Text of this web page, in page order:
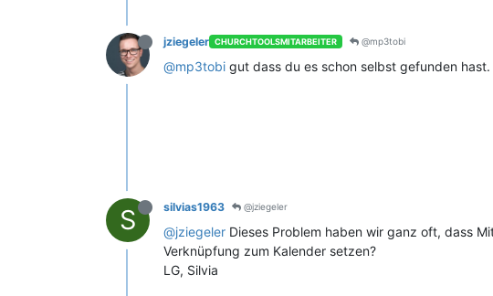
jziegeler CHURCHTOOLSMITARBEITER @mp3tobi
@mp3tobi gut dass du es schon selbst gefunden
S silvias1963 @jziegeler
@jziegeler Dieses Problem haben wir ganz oft, dass
Verknüpfung zum Kalender setzen?
LG, Silvia